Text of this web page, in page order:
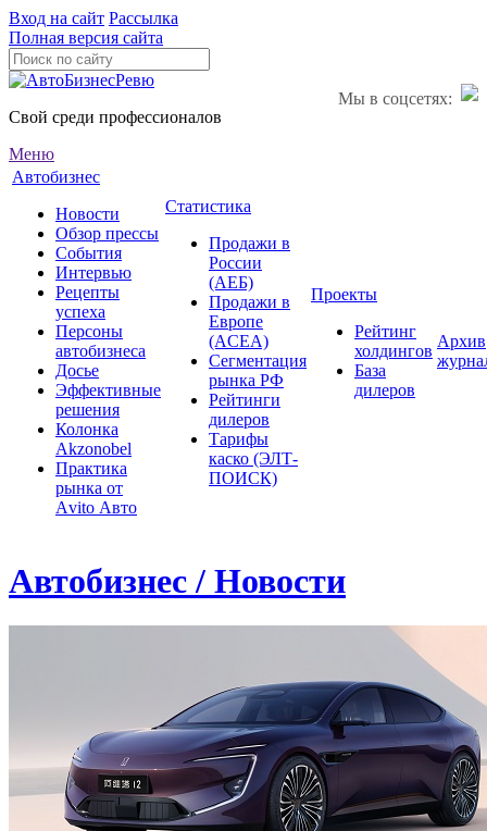
Вход на сайт Рассылка
Полная версия сайта
Мы в соцсетях:
Свой среди профессионалов
Меню
Автобизнес
Новости
Обзор прессы
События
Интервью
Рецепты
успеха
Персоны
автобизнеса
Досье
Эффективные
решения
Колонка
Akzonobel
Практика
рынка от
Аvito Авто
Статистика
Продажи в
России
(АЕБ)
Продажи в
Европе
(ACEA)
Сегментация
рынка РФ
Рейтинги
дилеров
Тарифы
каско (ЭЛТ-
ПОИСК)
Проекты
Рейтинг
холдингов
База
дилеров
Архив
Автобизнес / Новости